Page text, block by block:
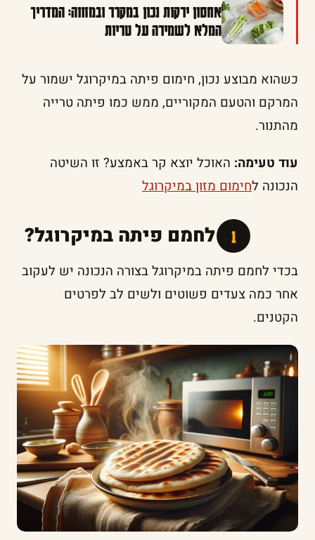
אחסון ירקות נכון במקרר ובמזווה: המדריך
המלא לשמירה על טריות
כשהוא מבוצע נכון, חימום פיתה במיקרוגל ישמור על
המרקם והטעם המקוריים, ממש כמו פיתה טרייה
מהתנור.
עוד טעימה: האוכל יוצא קר באמצע? זו השיטה
הנכונה לחימום מזון במיקרוגל
איך לחמם פיתה במיקרוגל?
בכדי לחמם פיתה במיקרוגל בצורה הנכונה יש לעקוב
אחר כמה צעדים פשוטים ולשים לב לפרטים
הקטנים.